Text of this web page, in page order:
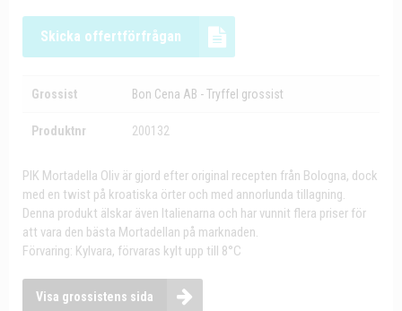
Skicka offertförfrågan
Grossist Bon Cena AB - Tryffel grossist
Produktnr 200132
PIK Mortadella Oliv är gjord efter original recepten från Bologna, dock
med en twist på kroatiska örter och med annorlunda tillagning.
Denna produkt älskar även Italienarna och har vunnit flera priser för
att vara den bästa Mortadellan på marknaden.
Förvaring: Kylvara, förvaras kylt upp till 8°C
Visa grossistens sida